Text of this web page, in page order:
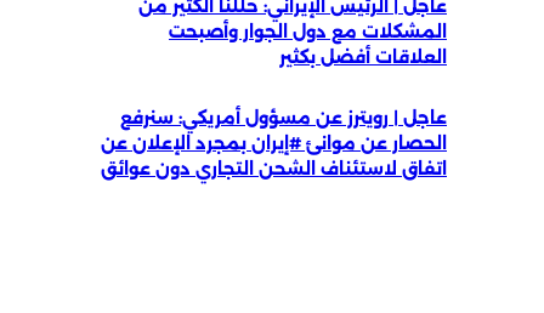
عاجل | الرئيس الإيراني: حللنا الكثير من
المشكلات مع دول الجوار وأصبحت
العلاقات أفضل بكثير
عاجل | رويترز عن مسؤول أمريكي: سنرفع
الحصار عن موانئ #إيران بمجرد الإعلان عن
اتفاق لاستئناف الشحن التجاري دون عوائق